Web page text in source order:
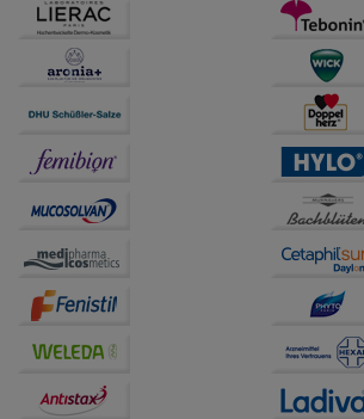
unserer Website sammeln, mit deren
Website weiter für Sie optimieren
auf unserer Website aber auch die
Drittseiten möglichst relevant für Sie zu
Bitte beachten Sie, dass Daten hierfür
Dritte wie z.B. Google oder soziale